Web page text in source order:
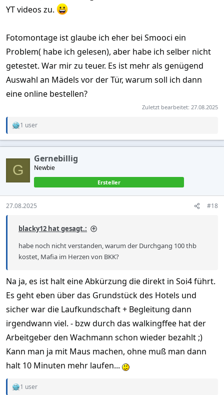
YT videos zu.
Fotomontage ist glaube ich eher bei Smooci ein
Problem( habe ich gelesen), aber habe ich selber nicht
getestet. War mir zu teuer. Es ist mehr als genügend
Auswahl an Mädels vor der Tür, warum soll ich dann
eine online bestellen?
Zuletzt bearbeitet: 27.08.2025
R
a
t
o
n
1 user
G
Gernebillig
Newbie
Ersteller
27.08.2025 #18
blacky12 hat gesagt.:
habe noch nicht verstanden, warum der Durchgang 100 thb
kostet, Mafia im Herzen von BKK?
Na ja, es ist halt eine Abkürzung die direkt in Soi4 führt.
Es geht eben über das Grundstück des Hotels und
sicher war die Laufkundschaft + Begleitung dann
irgendwann viel. - bzw durch das walkingffee hat der
Arbeitgeber den Wachmann schon wieder bezahlt ;)
Kann man ja mit Maus machen, ohne muß man dann
halt 10 Minuten mehr laufen...
R
1 user